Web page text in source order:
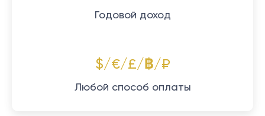
Годовой доход
$/€/£/฿/₽
Любой способ оплаты